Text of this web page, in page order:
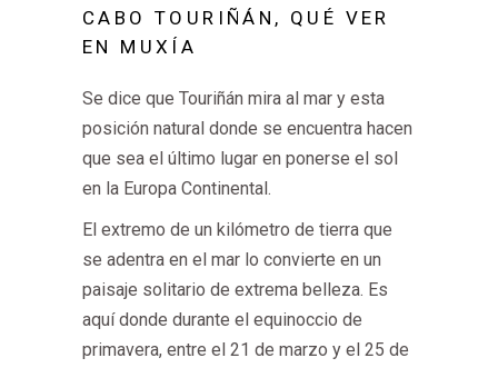
CABO TOURIÑÁN, QUÉ VER
EN MUXÍA
Se dice que Touriñán mira al mar y esta
posición natural donde se encuentra hacen
que sea el último lugar en ponerse el sol
en la Europa Continental.
El extremo de un kilómetro de tierra que
se adentra en el mar lo convierte en un
paisaje solitario de extrema belleza. Es
aquí donde durante el equinoccio de
primavera, entre el 21 de marzo y el 25 de